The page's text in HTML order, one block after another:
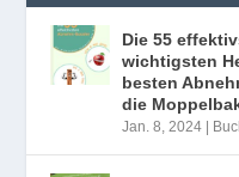
Die 55
wichtigsten
besten
die
Jan. 8, 2024